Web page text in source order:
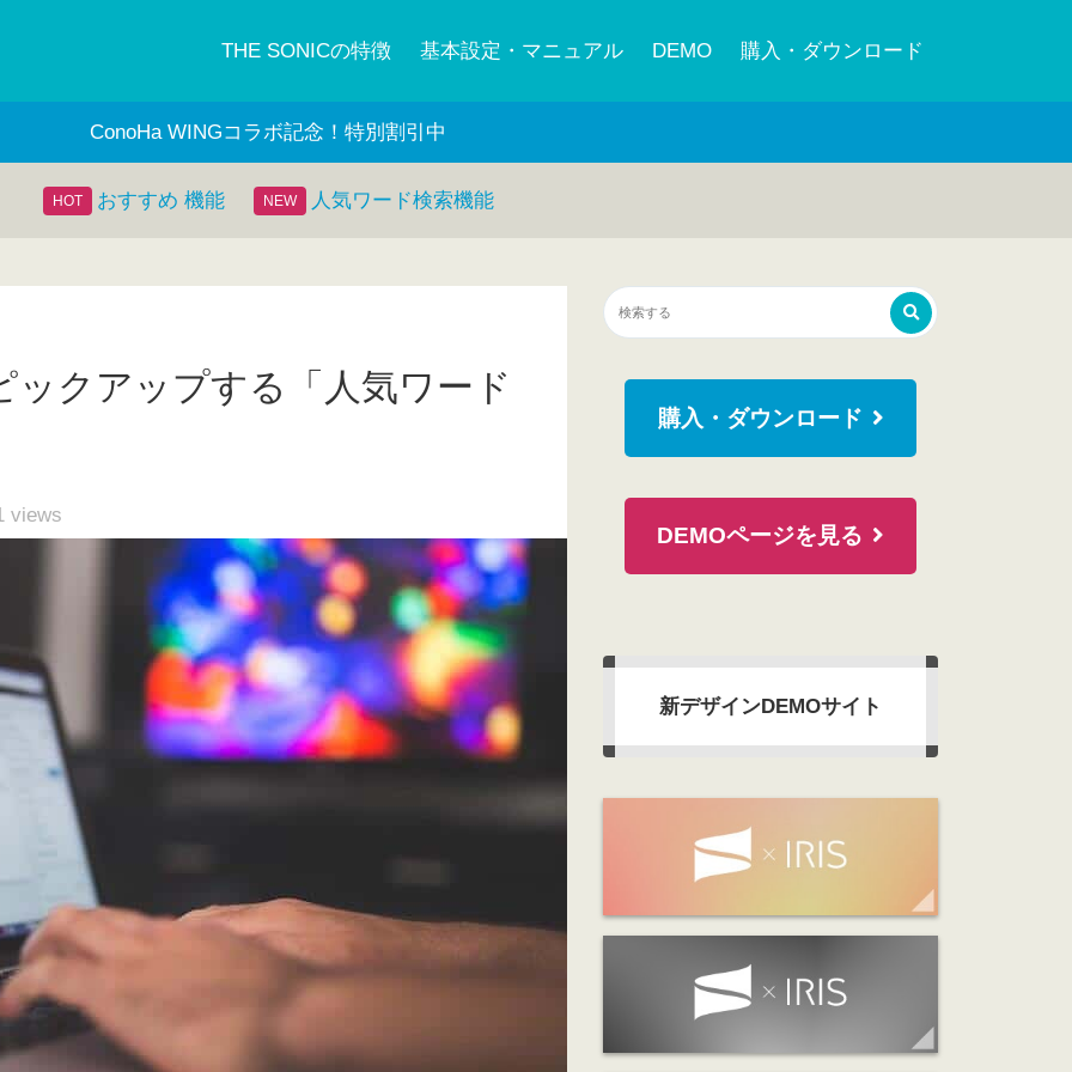
THE SONICの特徴 基本設定・マニュアル DEMO 購入・ダウンロード
ConoHa WINGコラボ記念！特別割引中
おすすめ 機能 人気ワード検索機能
ックアップする「人気ワード
views
購入・ダウンロード
DEMOページを見る
新デザインDEMOサイト